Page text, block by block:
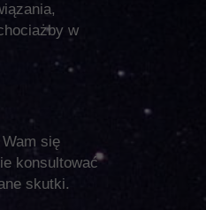
w
się
konsultować
skutki.